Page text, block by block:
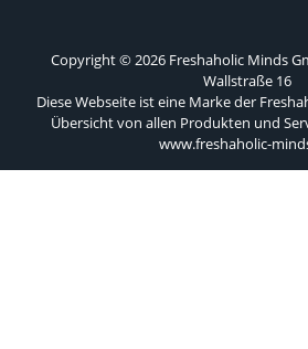
Copyright © 2026 Freshaholic Minds
Wallstraße 16
Diese Webseite ist eine Marke der
Übersicht von allen Produkten und
www.freshaholic-